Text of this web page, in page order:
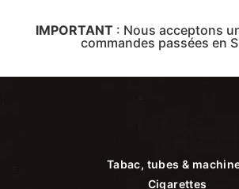
IMPORTANT : Nous acceptons
commandes passées en
Tabac, tubes &
Cigarettes